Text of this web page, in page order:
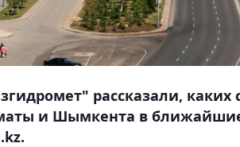
рассказали,
и Шымкента в ближайшие